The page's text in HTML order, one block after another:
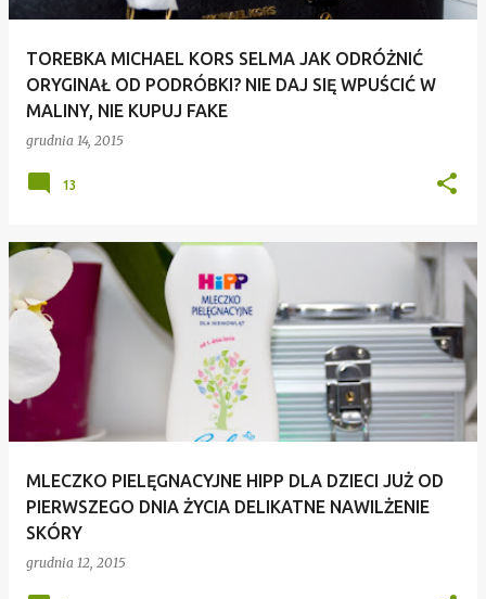
TOREBKA MICHAEL KORS SELMA JAK ODRÓŻNIĆ
ORYGINAŁ OD PODRÓBKI? NIE DAJ SIĘ WPUŚCIĆ W
MALINY, NIE KUPUJ FAKE
grudnia 14, 2015
13
MLECZKO PIELĘGNACYJNE HIPP DLA DZIECI JUŻ OD
PIERWSZEGO DNIA ŻYCIA DELIKATNE NAWILŻENIE
SKÓRY
grudnia 12, 2015